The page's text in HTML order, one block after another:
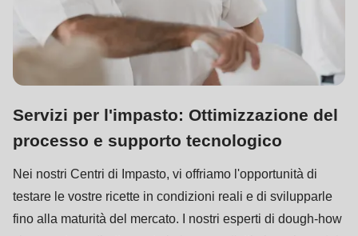
Servizi per l'impasto: Ottimizzazione del
processo e supporto tecnologico
Nei nostri Centri di Impasto, vi offriamo l'opportunità di
testare le vostre ricette in condizioni reali e di svilupparle
fino alla maturità del mercato. I nostri esperti di dough-how